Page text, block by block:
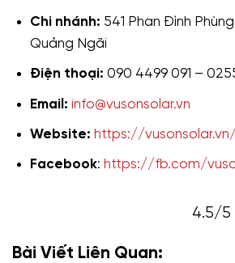
Chi nhánh: 541 Phan Đình
Quảng Ngãi
Điện thoại: 090 4499 091 –
Email: info@vusonsolar.vn
Website: https://vusonsolar.vn/
Facebook: https://fb.com/
4.5/5
Bài Viết Liên Quan: